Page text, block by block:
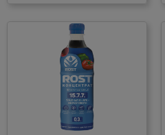
Концентрат 5.5.5
1 л
Органо-мінеральне
добриво
♦ NPK